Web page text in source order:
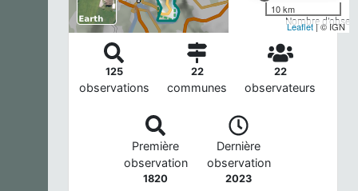
Nombre
10 km
Leaflet| © IGN
125
observations
22
communes
22
observateurs
Première
observation
1820
Dernière
observation
2023